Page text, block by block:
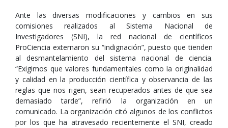
Ante las diversas modificaciones y cambios en sus
comisiones realizados al Sistema Nacional de
Investigadores (SNI), la red nacional de científicos
ProCiencia externaron su “indignación”, puesto que tienden
al desmantelamiento del sistema nacional de ciencia.
“Exigimos que valores fundamentales como la originalidad
y calidad en la producción científica y observancia de las
reglas que nos rigen, sean recuperados antes de que sea
demasiado tarde”, refirió la organización en un
comunicado. La organización citó algunos de los conflictos
por los que ha atravesado recientemente el SNI, creado